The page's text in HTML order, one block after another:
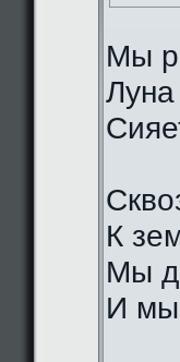
Мы
К
Мы
И мы